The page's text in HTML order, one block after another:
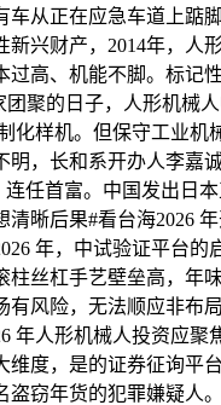
车从正在应急车道上踮
新兴财产，2014年，人
过高、机能不脚。标记
团聚的日子，人形机械
化样机。但保守工业机
明，长和系开办人李嘉
连任首富。中国发出日
清晰后果#看台海2026
年，中试验证平台的
柱丝杠手艺壁垒高，年
有风险，无法顺应非布
年人形机械人投资应聚
维度，是的证券征询平
盗窃年货的犯罪嫌疑人